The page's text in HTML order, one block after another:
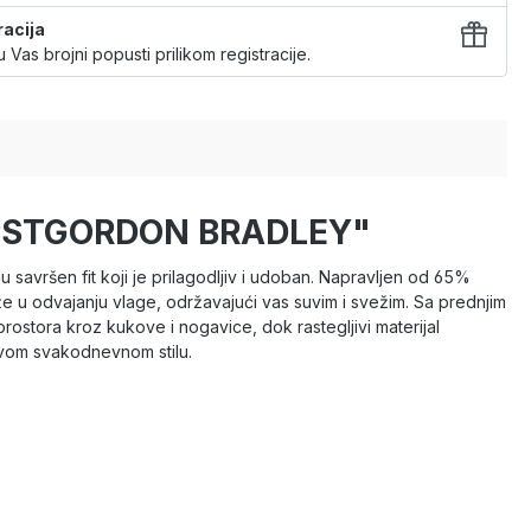
Vas brojni popusti prilikom registracije.
BRADLEY"
savršen fit koji je prilagodljiv i udoban. Napravljen od 65%
odvajanju vlage, održavajući vas suvim i svežim. Sa prednjim
kroz kukove i nogavice, dok rastegljivi materijal
svakodnevnom stilu.